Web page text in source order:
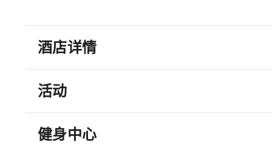
酒店详情
活动
健身中心